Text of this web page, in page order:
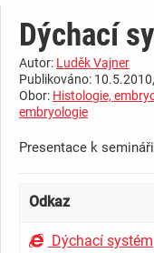
Dýchací
Autor: Luděk Vajner
Publikováno:
Obor: Histologie,
embryologie
Presentace k semináři
Odkaz
Dýchací systém